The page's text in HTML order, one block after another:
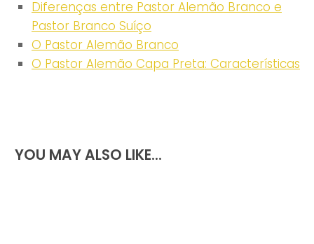
Diferenças entre Pastor Alemão Branco e
Pastor Branco Suíço
O Pastor Alemão Branco
O Pastor Alemão Capa Preta: Características
YOU MAY ALSO LIKE...